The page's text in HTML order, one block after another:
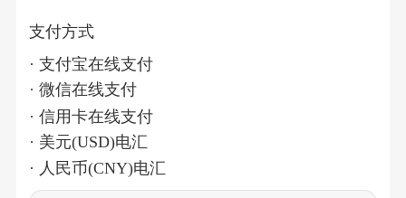
支付方式
· 支付宝在线支付
· 微信在线支付
· 信用卡在线支付
· 美元(USD)电汇
· 人民币(CNY)电汇